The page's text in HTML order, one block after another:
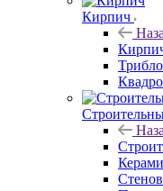
Кирпич